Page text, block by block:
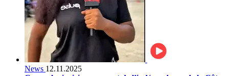
News 12.11.2025